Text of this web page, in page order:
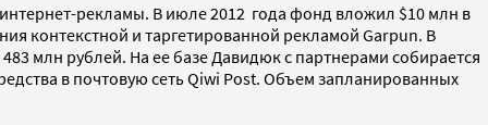
рекламы. В июле 2012 года фонд вложил $10 млн в
контекстной и таргетированной рекламой Garpun. В
млн рублей. На ее базе Давидюк с партнерами собирается
в почтовую сеть Qiwi Post. Объем запланированных